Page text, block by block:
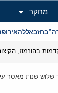
מחקר
חזבאללה
בהורמוז,
שלוש שנות מאסר על